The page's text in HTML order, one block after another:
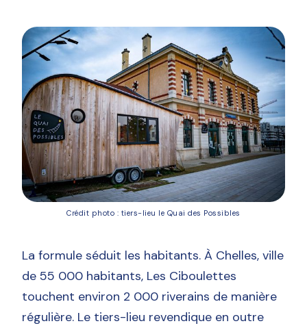
Crédit photo : tiers-lieu le Quai des Possibles
La formule séduit les habitants. À Chelles, ville
de 55 000 habitants, Les Ciboulettes
touchent environ 2 000 riverains de manière
régulière. Le tiers-lieu revendique en outre